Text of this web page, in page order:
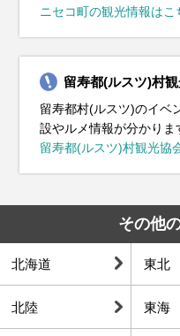
ニセコ町の観光情報はこ
留寿都(ルスツ)村
留寿都村(ルスツ)のイベ
設やルメ情報が分かりま
留寿都(ルスツ)村観光協
その他
北海道 東北
北陸 東海